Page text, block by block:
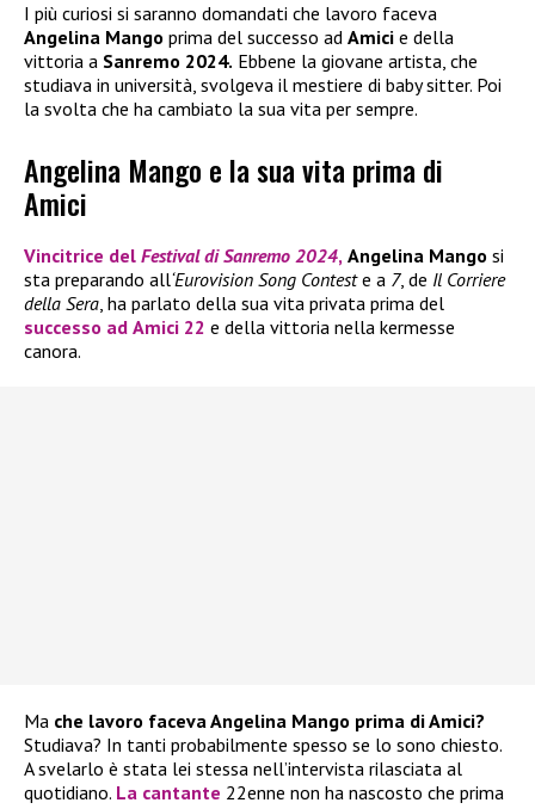
I più curiosi si saranno domandati che lavoro faceva
Angelina Mango prima del successo ad Amici e della
vittoria a Sanremo 2024. Ebbene la giovane artista, che
studiava in università, svolgeva il mestiere di baby sitter. Poi
la svolta che ha cambiato la sua vita per sempre.
Angelina Mango e la sua vita prima di
Amici
Vincitrice del Festival di Sanremo 2024, Angelina Mango si
sta preparando all‘Eurovision Song Conteste a 7, de Il Corriere
della Sera , ha parlato della sua vita privata prima del
successo ad Amici 22 e della vittoria nella kermesse
canora.
Ma che lavoro faceva Angelina Mango prima di Amici?
Studiava? In tanti probabilmente spesso se lo sono chiesto.
A svelarlo è stata lei stessa nell’intervista rilasciata al
quotidiano. La cantante 22enne non ha nascosto che prima